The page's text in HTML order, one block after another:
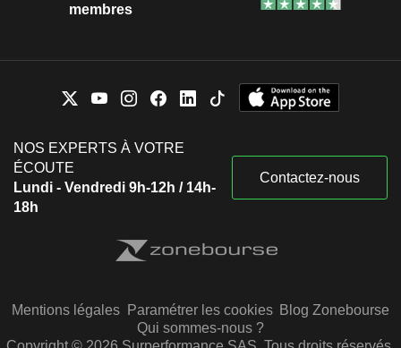
membres
NOS EXPERTS À VOTRE
ÉCOUTE
Lundi - Vendredi 9h-12h / 14h-
18h
Contactez-nous
Mentions légales Paramétrer les cookies Blog Zonebourse
Qui sommes-nous ?